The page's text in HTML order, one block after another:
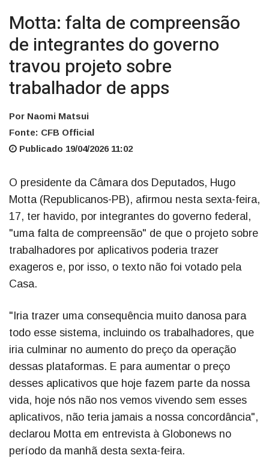
Motta: falta de compreensão
de integrantes do governo
travou projeto sobre
trabalhador de apps
Por Naomi Matsui
Fonte: CFB Official
Publicado 19/04/2026 11:02
O presidente da Câmara dos Deputados, Hugo
Motta (Republicanos-PB), afirmou nesta sexta-feira,
17, ter havido, por integrantes do governo federal,
"uma falta de compreensão" de que o projeto sobre
trabalhadores por aplicativos poderia trazer
exageros e, por isso, o texto não foi votado pela
Casa.
"Iria trazer uma consequência muito danosa para
todo esse sistema, incluindo os trabalhadores, que
iria culminar no aumento do preço da operação
dessas plataformas. E para aumentar o preço
desses aplicativos que hoje fazem parte da nossa
vida, hoje nós não nos vemos vivendo sem esses
aplicativos, não teria jamais a nossa concordância",
declarou Motta em entrevista à Globonews no
período da manhã desta sexta-feira.